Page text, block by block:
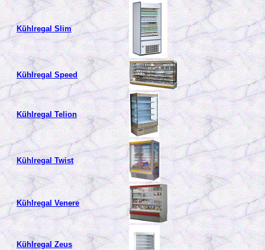
Kühlregal Slim
Kühlregal Speed
Kühlregal Telion
Kühlregal Twist
Kühlregal Venere
Kühlregal Zeus